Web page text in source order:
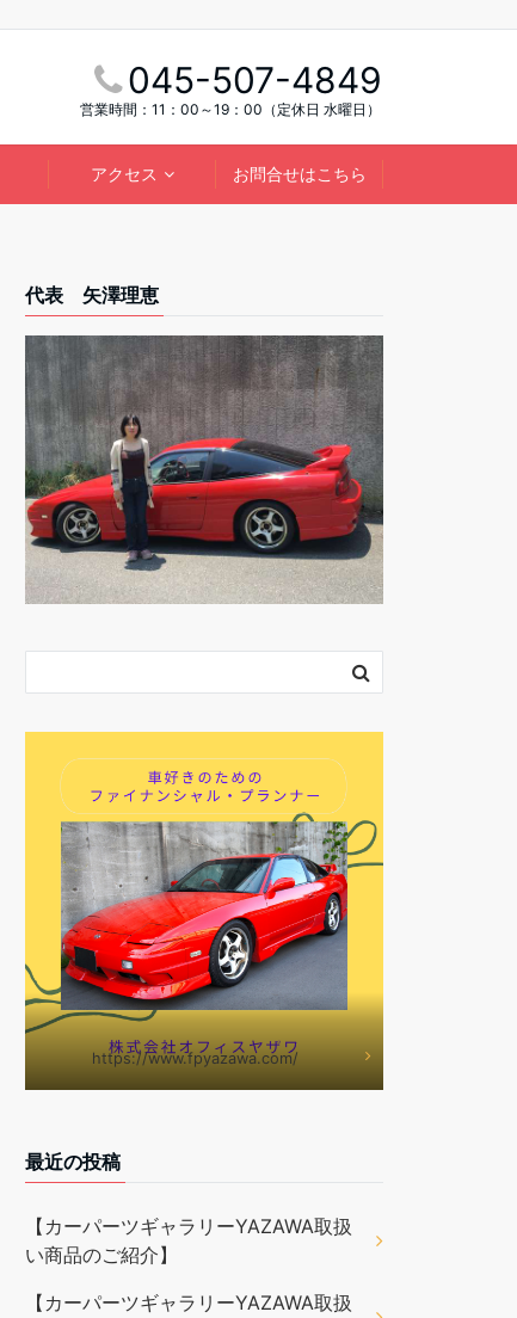
045-507-4849
営業時間：11：00～19：00（定休日 水曜日）
アクセス お問合せはこちら
代表 矢澤理恵
https://www.fpyazawa.com/
最近の投稿
【カーパーツギャラリーYAZAWA取扱
い商品のご紹介】
【カーパーツギャラリーYAZAWA取扱